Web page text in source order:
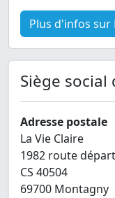
Plus d'infos sur
Siège social
Adresse postale
La Vie Claire
1982 route
CS 40504
69700 Montagny